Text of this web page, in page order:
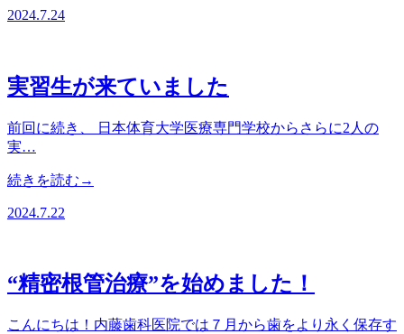
2024.7.24
実習生が来ていました
前回に続き、 日本体育大学医療専門学校からさらに2人の
実…
続きを読む→
2024.7.22
“精密根管治療”を始めました！
こんにちは！内藤歯科医院では７月から歯をより永く保存す